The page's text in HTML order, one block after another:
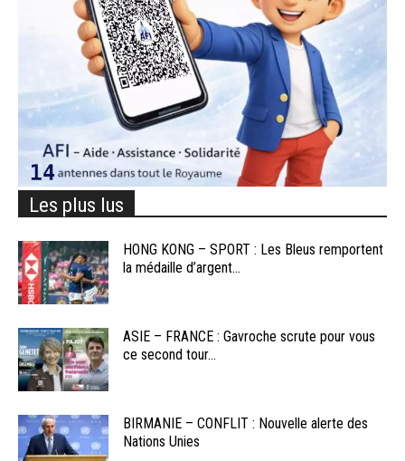
Les plus lus
HONG KONG – SPORT : Les Bleus remportent
la médaille d’argent...
ASIE – FRANCE : Gavroche scrute pour vous
ce second tour...
BIRMANIE – CONFLIT : Nouvelle alerte des
Nations Unies